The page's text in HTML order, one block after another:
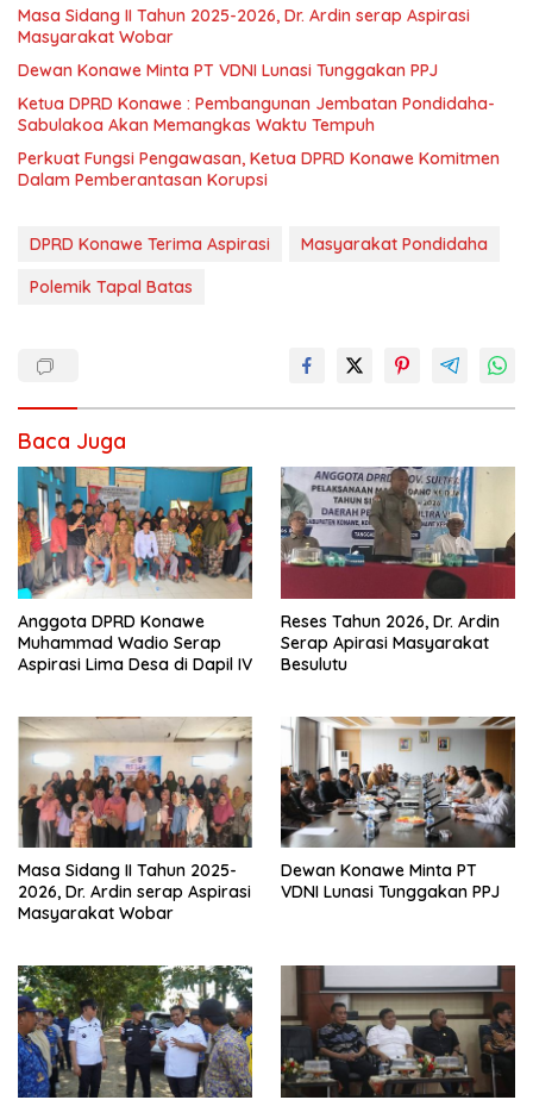
Masa Sidang II Tahun 2025-2026, Dr. Ardin serap Aspirasi
Masyarakat Wobar
Dewan Konawe Minta PT VDNI Lunasi Tunggakan PPJ
Ketua DPRD Konawe : Pembangunan Jembatan Pondidaha-
Sabulakoa Akan Memangkas Waktu Tempuh
Perkuat Fungsi Pengawasan, Ketua DPRD Konawe Komitmen
Dalam Pemberantasan Korupsi
DPRD Konawe Terima Aspirasi
Masyarakat Pondidaha
Polemik Tapal Batas
Baca Juga
Anggota DPRD Konawe
Muhammad Wadio Serap
Aspirasi Lima Desa di Dapil IV
Reses Tahun 2026, Dr. Ardin
Serap Apirasi Masyarakat
Besulutu
Masa Sidang II Tahun 2025-
2026, Dr. Ardin serap Aspirasi
Masyarakat Wobar
Dewan Konawe Minta PT
VDNI Lunasi Tunggakan PPJ